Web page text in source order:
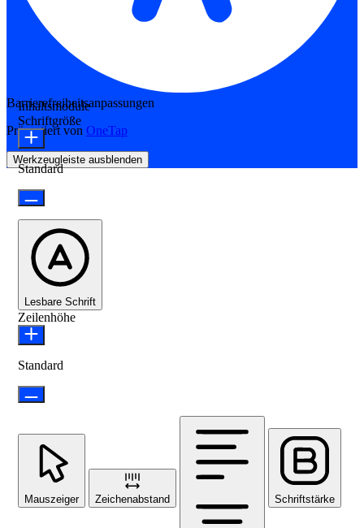
Barrierefreiheitsanpassungen
Präsentiert von OneTap
Werkzeugleiste ausblenden
Inhaltsmodule
Schriftgröße
Standard
Lesbare Schrift
Zeilenhöhe
Standard
Mauszeiger Zeichenabstand Schriftstärke